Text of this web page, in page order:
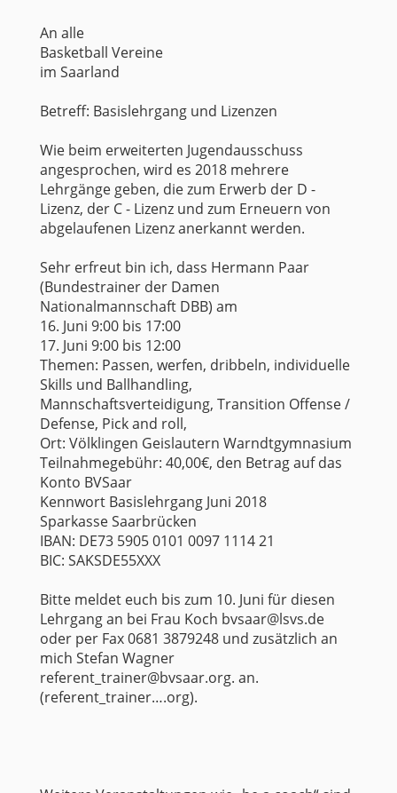
An alle
Basketball Vereine
im Saarland
Betreff: Basislehrgang und Lizenzen
Wie beim erweiterten Jugendausschuss
angesprochen, wird es 2018 mehrere
Lehrgänge geben, die zum Erwerb der D -
Lizenz, der C - Lizenz und zum Erneuern von
abgelaufenen Lizenz anerkannt werden.
Sehr erfreut bin ich, dass Hermann Paar
(Bundestrainer der Damen
Nationalmannschaft DBB) am
16. Juni 9:00 bis 17:00
17. Juni 9:00 bis 12:00
Themen: Passen, werfen, dribbeln, individuelle
Skills und Ballhandling,
Mannschaftsverteidigung, Transition Offense /
Defense, Pick and roll,
Ort: Völklingen Geislautern Warndtgymnasium
Teilnahmegebühr: 40,00€, den Betrag auf das
Konto BVSaar
Kennwort Basislehrgang Juni 2018
Sparkasse Saarbrücken
IBAN: DE73 5905 0101 0097 1114 21
BIC: SAKSDE55XXX
Bitte meldet euch bis zum 10. Juni für diesen
Lehrgang an bei Frau Koch bvsaar@lsvs.de
oder per Fax 0681 3879248 und zusätzlich an
mich Stefan Wagner
referent_trainer@bvsaar.org. an.
(referent_trainer….org).